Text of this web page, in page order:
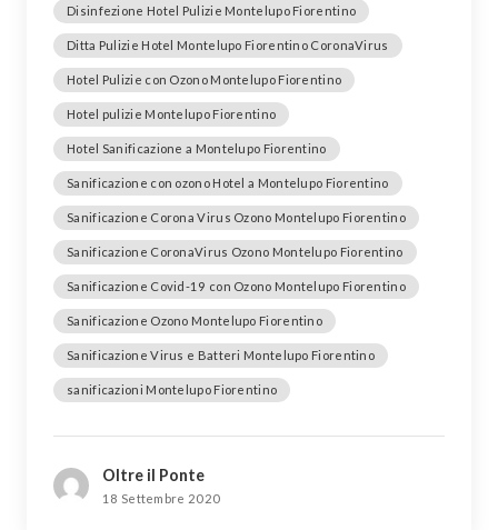
Disinfezione Hotel Pulizie Montelupo Fiorentino
Ditta Pulizie Hotel Montelupo Fiorentino CoronaVirus
Hotel Pulizie con Ozono Montelupo Fiorentino
Hotel pulizie Montelupo Fiorentino
Hotel Sanificazione a Montelupo Fiorentino
Sanificazione con ozono Hotel a Montelupo Fiorentino
Sanificazione Corona Virus Ozono Montelupo Fiorentino
Sanificazione CoronaVirus Ozono Montelupo Fiorentino
Sanificazione Covid-19 con Ozono Montelupo Fiorentino
Sanificazione Ozono Montelupo Fiorentino
Sanificazione Virus e Batteri Montelupo Fiorentino
sanificazioni Montelupo Fiorentino
Oltre il Ponte
18 Settembre 2020